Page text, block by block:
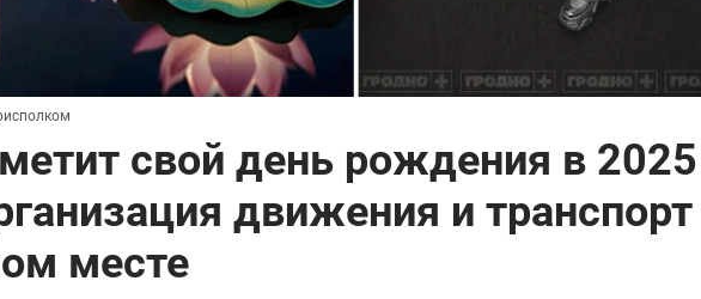
свой день рождения в 2025
движения и
месте